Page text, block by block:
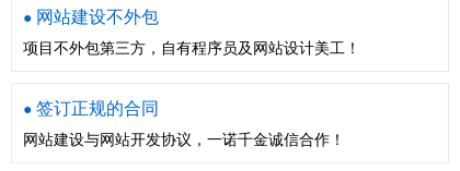
● 网站建设不外包
项目不外包第三方，自有程序员及网站设计美工！
● 签订正规的合同
网站建设与网站开发协议，一诺千金诚信合作！